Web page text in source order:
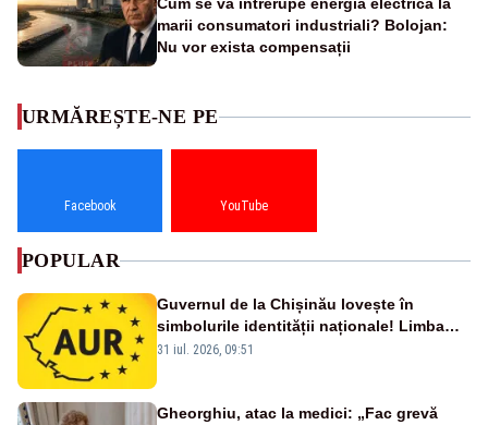
marii consumatori industriali? Bolojan:
Nu vor exista compensații
URMĂREȘTE-NE PE
Facebook YouTube
POPULAR
Guvernul de la Chișinău lovește în
simbolurile identității naționale! Limba
română nu se economisește! Limba
31 iul. 2026, 09:51
Gheorghiu, atac la medici: „Fac grevă